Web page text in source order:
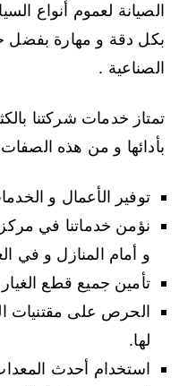
الصيانة لعموم أنواع
بكل دقة و مهارة بفضل
الصناعية .
تمتاز خدمات شركتنا
بأدائها و من هذه الصفات
توفير الأعمال و الخدمات
نؤمن خدماتنا في
و أمام المنازل و في
تأمين جميع قطع الغيار
الحرص على مقتنيات
لها.
استخدام أحدث